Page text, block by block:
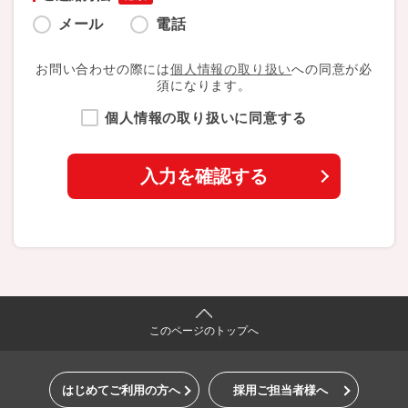
メール
電話
お問い合わせの際には個人情報の取り扱いへの同意が必
須になります。
個人情報の取り扱いに同意する
このページのトップへ
はじめてご利用の方へ 採用ご担当者様へ